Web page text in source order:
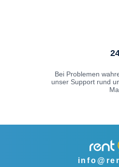
Bei Problemen
unser Support rund